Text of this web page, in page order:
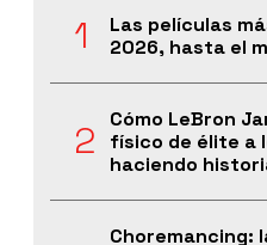
Las películas
2026, hasta el
Cómo LeBron
físico de élite a
haciendo
Choremancing: